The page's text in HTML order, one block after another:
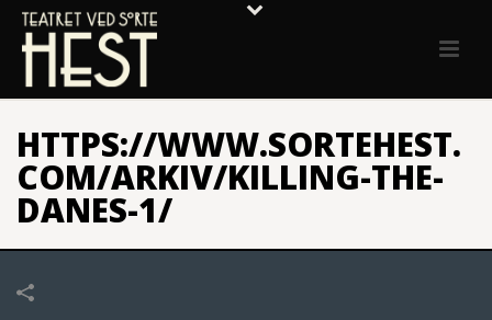
HTTPS://WWW.SORTEHEST.
COM/ARKIV/KILLING-THE-
DANES-1/